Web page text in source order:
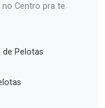
Centro pra te
Pelotas